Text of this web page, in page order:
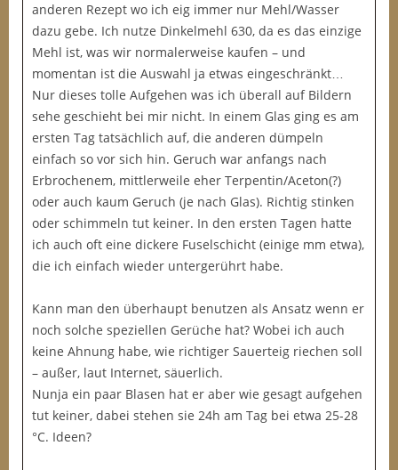
anderen Rezept wo ich eig immer nur Mehl/Wasser
dazu gebe. Ich nutze Dinkelmehl 630, da es das einzige
Mehl ist, was wir normalerweise kaufen – und
momentan ist die Auswahl ja etwas eingeschränkt…
Nur dieses tolle Aufgehen was ich überall auf Bildern
sehe geschieht bei mir nicht. In einem Glas ging es am
ersten Tag tatsächlich auf, die anderen dümpeln
einfach so vor sich hin. Geruch war anfangs nach
Erbrochenem, mittlerweile eher Terpentin/Aceton(?)
oder auch kaum Geruch (je nach Glas). Richtig stinken
oder schimmeln tut keiner. In den ersten Tagen hatte
ich auch oft eine dickere Fuselschicht (einige mm etwa),
die ich einfach wieder untergerührt habe.
Kann man den überhaupt benutzen als Ansatz wenn er
noch solche speziellen Gerüche hat? Wobei ich auch
keine Ahnung habe, wie richtiger Sauerteig riechen soll
– außer, laut Internet, säuerlich.
Nunja ein paar Blasen hat er aber wie gesagt aufgehen
tut keiner, dabei stehen sie 24h am Tag bei etwa 25-28
°C. Ideen?